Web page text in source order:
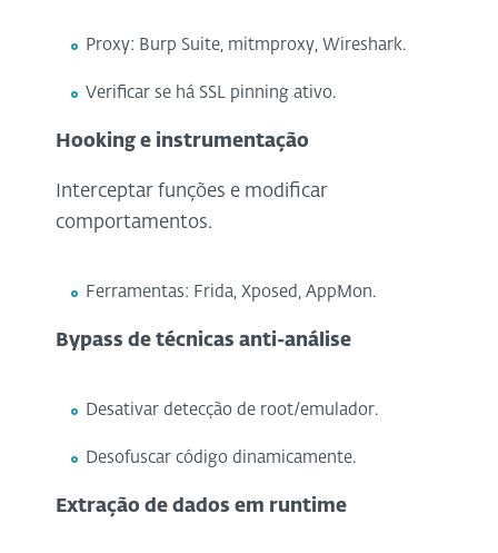
Proxy: Burp Suite, mitmproxy, Wireshark.
Verificar se há SSL pinning ativo.
Hooking e instrumentação
Interceptar funções e modificar
comportamentos.
Ferramentas: Frida, Xposed, AppMon.
Bypass de técnicas anti-análise
Desativar detecção de root/emulador.
Desofuscar código dinamicamente.
Extração de dados em runtime